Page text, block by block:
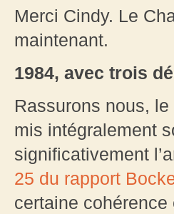
Merci Cindy. Le
maintenant.
1984, avec trois
Rassurons nous,
mis intégralement
significativement
25 du rapport
certaine